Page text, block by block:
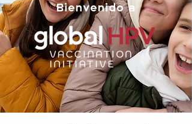
Bienvenido a